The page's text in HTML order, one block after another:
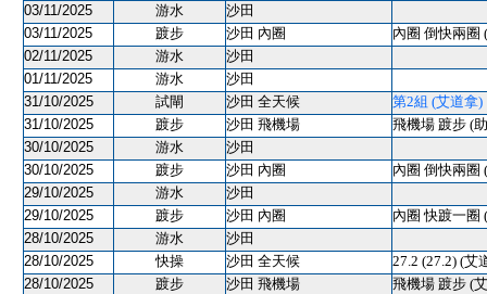
03/11/2025
游水
沙田
03/11/2025
踱步 沙田 內圈
內圈 倒快兩圈
02/11/2025
游水
沙田
01/11/2025
游水
沙田
31/10/2025
試閘 沙田 全天候
第2組 (艾道拿)
31/10/2025
踱步 沙田 飛機場
飛機場 踱步 (
30/10/2025
游水
沙田
30/10/2025
踱步 沙田 內圈
內圈 倒快兩圈
29/10/2025
游水
沙田
29/10/2025
踱步 沙田 內圈
內圈 快踱一圈
28/10/2025
游水
沙田
28/10/2025
快操 沙田 全天候
27.2 (27.2) (艾
28/10/2025
踱步 沙田 飛機場
飛機場 踱步 (